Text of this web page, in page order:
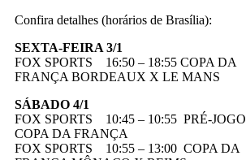
Confira detalhes (horários de Brasília):
SEXTA-FEIRA 3/1
FOX SPORTS 16:50 – 18:55 COPA DA
FRANÇA BORDEAUX X LE MANS
SÁBADO 4/1
FOX SPORTS 10:45 – 10:55 PRÉ-JOGO
COPA DA FRANÇA
FOX SPORTS 10:55 – 13:00 COPA DA